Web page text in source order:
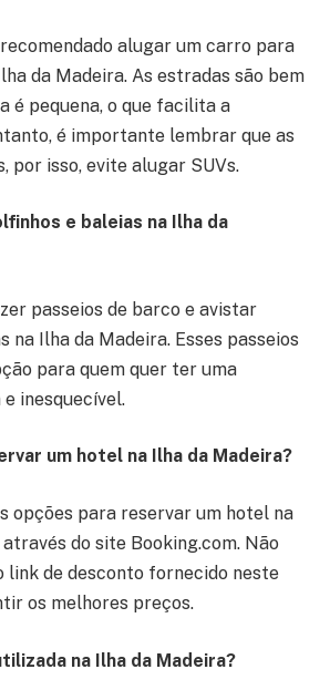
alugar um carro para
da Madeira. As estradas são bem
é pequena, o que facilita a
é importante lembrar que as
por isso, evite alugar SUVs.
e baleias na Ilha da
passeios de barco e avistar
na Ilha da Madeira. Esses passeios
para quem quer ter uma
inesquecível.
um hotel na Ilha da Madeira?
opções para reservar um hotel na
do site Booking.com. Não
link de desconto fornecido neste
os melhores preços.
na Ilha da Madeira?